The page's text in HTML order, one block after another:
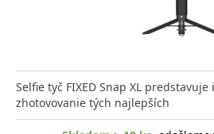
Selfie tyč FIXED Snap XL
zhotovovanie tých najlepších